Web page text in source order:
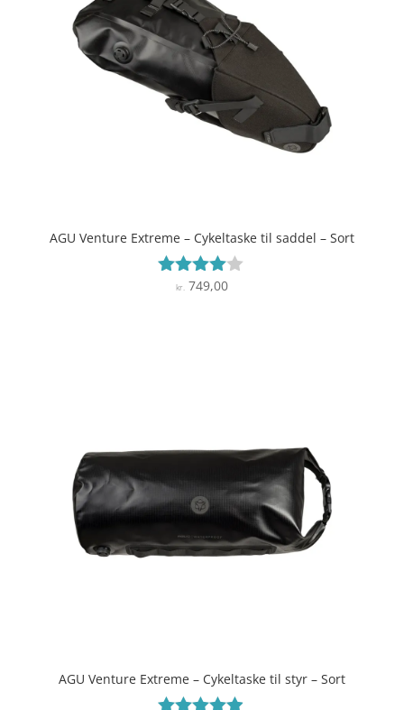
AGU Venture Extreme – Cykeltaske til saddel – Sort
Vurderet
kr.749,00
AGU Venture Extreme – Cykeltaske til styr – Sort